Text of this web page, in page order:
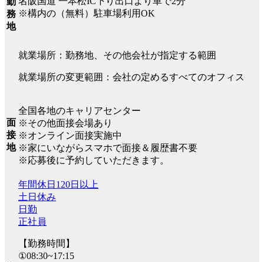
務
地
※構内の（無料）駐車場利用OK
就業場所：勤務地、その他会社が指定する範囲
就業場所の変更範囲：会社の定めるすべてのオフィス
面
接
地
全国各地のキャリアセンター
※その他面接会場あり
※オンライン面接実施中
※家にいながらスマホで面接＆履歴書不要
※応募後に予約していただきます。
年間休日120日以上
土日休み
日勤
正社員
【勤務時間】
①08:30~17:15